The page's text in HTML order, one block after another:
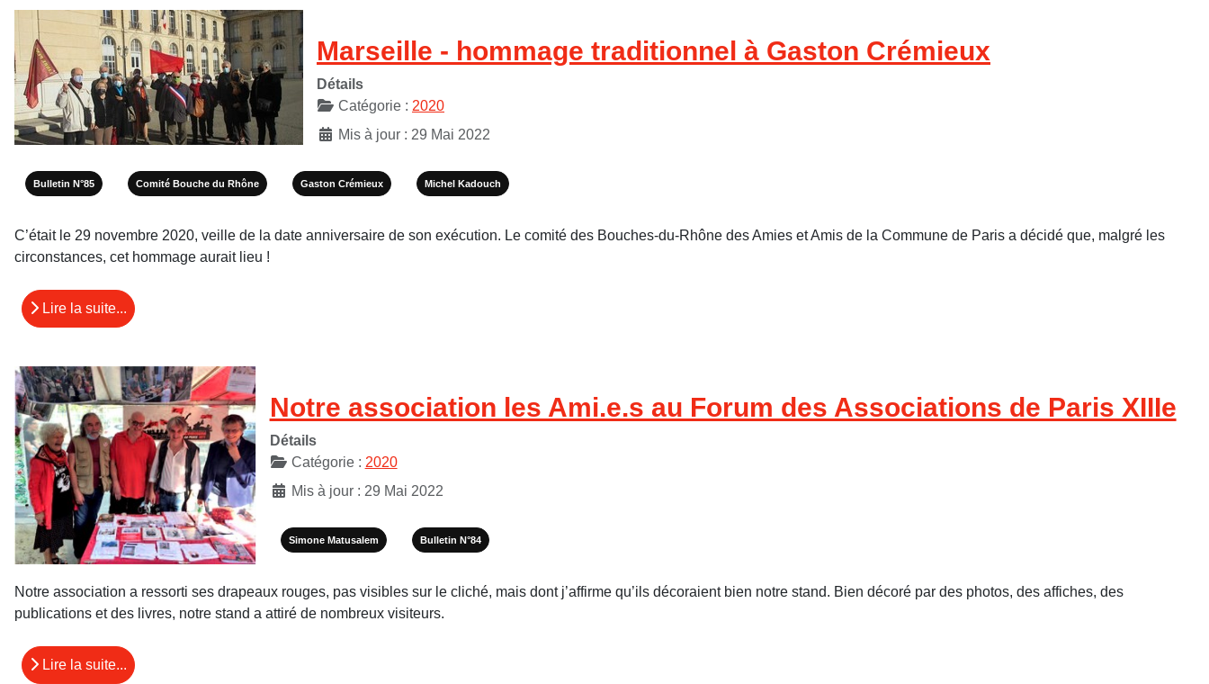
Marseille - hommage traditionnel à Gaston Crémieux
Détails
Catégorie : 2020
Mis à jour : 29 Mai 2022
Bulletin N°85 Comité Bouche du Rhône Gaston Crémieux Michel Kadouch
C’était le 29 novembre 2020, veille de la date anniversaire de son exécution. Le comité des Bouches-du-Rhône des Amies et Amis de la Commune de Paris a décidé que, malgré les
circonstances, cet hommage aurait lieu !
Lire la suite...
Notre association les Ami.e.s au Forum des Associations de Paris XIIIe
Détails
Catégorie : 2020
Mis à jour : 29 Mai 2022
Simone Matusalem Bulletin N°84
Notre association a ressorti ses drapeaux rouges, pas visibles sur le cliché, mais dont j’affirme qu’ils décoraient bien notre stand. Bien décoré par des photos, des affiches, des
publications et des livres, notre stand a attiré de nombreux visiteurs.
Lire la suite...